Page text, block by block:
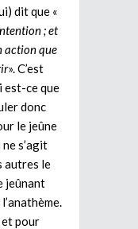
dit que «
; et
action que
». C’est
est-ce que
donc
le jeûne
s’agit
autres le
jeûnant
et pour